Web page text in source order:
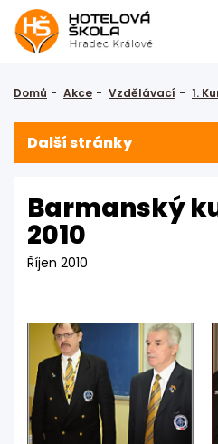
Domů Akce Vzdělávací 1.
Další stránky
Barmanský
2010
Říjen 2010